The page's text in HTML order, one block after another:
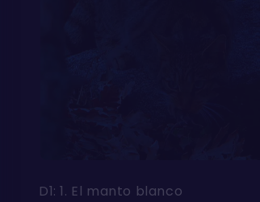
D1: 1. El manto blanco